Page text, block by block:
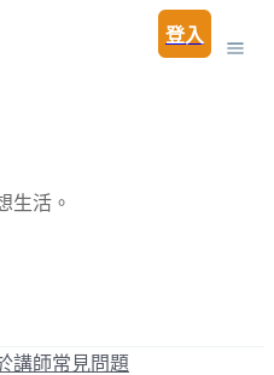
登入
生活。
講師常見問題